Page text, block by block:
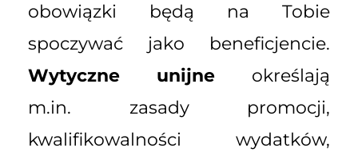
obowiązki będą na Tobie
spoczywać jako beneficjencie.
Wytyczne unijne określają
m.in. zasady promocji,
kwalifikowalności wydatków,